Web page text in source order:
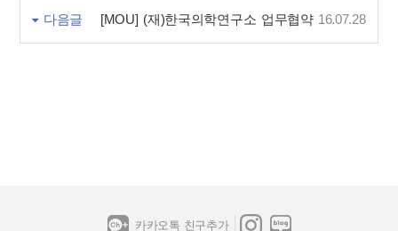
다음글 [MOU] (재)한국의학연구소 업무협약 16.07.28
카카오톡 친구추가